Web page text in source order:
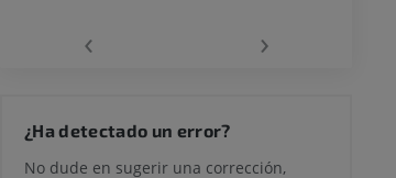
‹ ›
¿Ha detectado un error?
No dude en sugerir una corrección,